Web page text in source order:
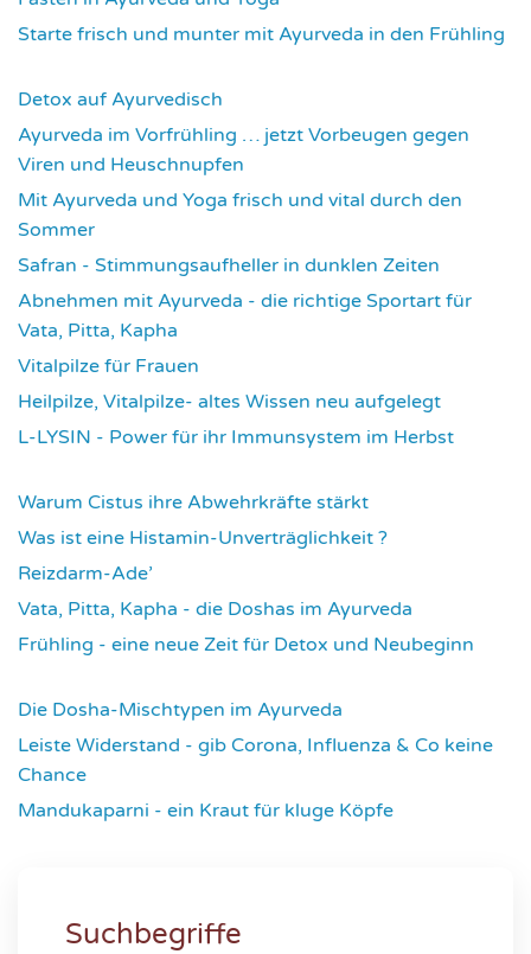
Starte frisch und munter mit Ayurveda in den Frühling
Detox auf Ayurvedisch
Ayurveda im Vorfrühling … jetzt Vorbeugen gegen
Viren und Heuschnupfen
Mit Ayurveda und Yoga frisch und vital durch den
Sommer
Safran - Stimmungsaufheller in dunklen Zeiten
Abnehmen mit Ayurveda - die richtige Sportart für
Vata, Pitta, Kapha
Vitalpilze für Frauen
Heilpilze, Vitalpilze- altes Wissen neu aufgelegt
L-LYSIN - Power für ihr Immunsystem im Herbst
Warum Cistus ihre Abwehrkräfte stärkt
Was ist eine Histamin-Unverträglichkeit ?
Reizdarm-Ade’
Vata, Pitta, Kapha - die Doshas im Ayurveda
Frühling - eine neue Zeit für Detox und Neubeginn
Die Dosha-Mischtypen im Ayurveda
Leiste Widerstand - gib Corona, Influenza & Co keine
Chance
Mandukaparni - ein Kraut für kluge Köpfe
Suchbegriffe